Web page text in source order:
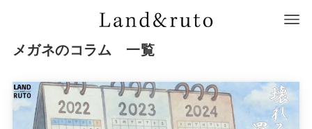
メガネのコラム 一覧